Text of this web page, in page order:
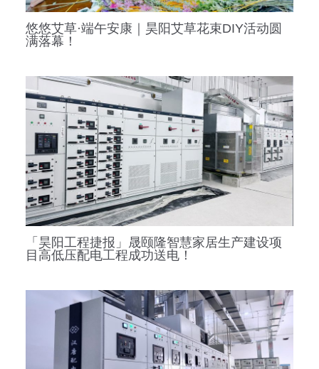
悠悠艾草·端午安康｜昊阳艾草花束DIY活动圆
满落幕！
「昊阳工程捷报」晟颐隆智慧家居生产建设项
目高低压配电工程成功送电！